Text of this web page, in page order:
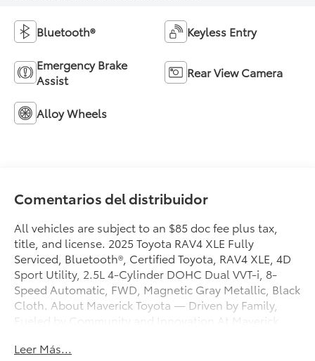
Bluetooth® Keyless Entry
Emergency Brake
Assist
Rear View Camera
Alloy Wheels
Comentarios del distribuidor
All vehicles are subject to an $85 doc fee plus tax,
title, and license. 2025 Toyota RAV4 XLE Fully
Serviced, Bluetooth®, Certified Toyota, RAV4 XLE, 4D
Sport Utility, 2.5L 4-Cylinder DOHC Dual VVT-i, 8-
Speed Automatic, FWD, Magnetic Gray Metallic, Black
Cloth. About Maverick Toyota — Driven by Family,
Fueled by Community and Innovation At Maverick
— Maverick Means More. We’re a bold new chapter in
Leer Más...